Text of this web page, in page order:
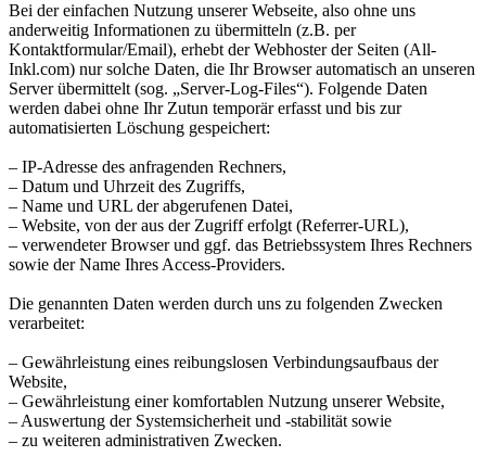
Bei der einfachen Nutzung unserer Webseite, also ohne uns
anderweitig Informationen zu übermitteln (z.B. per
Kontaktformular/Email), erhebt der Webhoster der Seiten (All-
Inkl.com) nur solche Daten, die Ihr Browser automatisch an unseren
Server übermittelt (sog. „Server-Log-Files“). Folgende Daten
werden dabei ohne Ihr Zutun temporär erfasst und bis zur
automatisierten Löschung gespeichert:
– IP-Adresse des anfragenden Rechners,
– Datum und Uhrzeit des Zugriffs,
– Name und URL der abgerufenen Datei,
– Website, von der aus der Zugriff erfolgt (Referrer-URL),
– verwendeter Browser und ggf. das Betriebssystem Ihres Rechners
sowie der Name Ihres Access-Providers.
Die genannten Daten werden durch uns zu folgenden Zwecken
verarbeitet:
– Gewährleistung eines reibungslosen Verbindungsaufbaus der
Website,
– Gewährleistung einer komfortablen Nutzung unserer Website,
– Auswertung der Systemsicherheit und -stabilität sowie
– zu weiteren administrativen Zwecken.